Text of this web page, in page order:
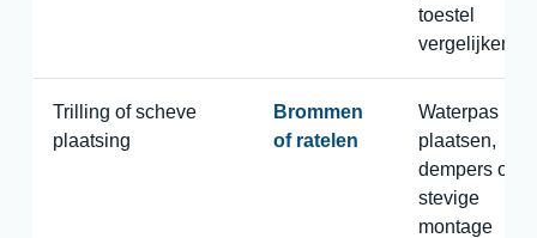
toestel
vergelijken
Trilling of scheve
plaatsing
Brommen
of ratelen
Waterpas
plaatsen,
dempers of
stevige
montage